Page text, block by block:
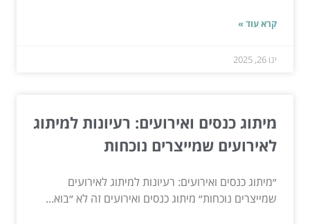
קרא עוד »
ינו 26, 2025
מיתוג כנסים ואירועים: רעיונות למיתוג
לאירועים שמייצרים נוכחות
״מיתוג כנסים ואירועים: רעיונות למיתוג לאירועים
שמייצרים נוכחות״ מיתוג כנסים ואירועים זה לא ״בוא...